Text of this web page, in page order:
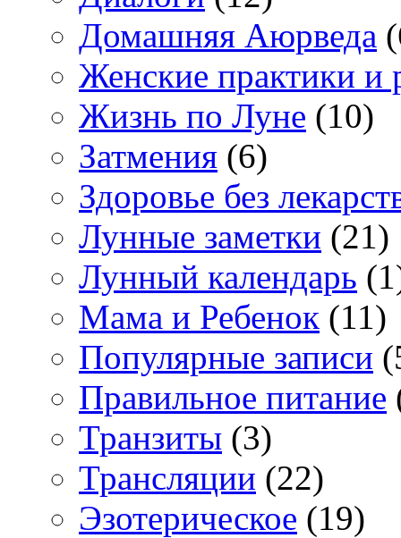
Домашняя Аюрведа
Женские практики и
Жизнь по Луне (10)
Затмения (6)
Здоровье без
Лунные заметки (21)
Лунный календарь
Мама и Ребенок (11)
Популярные записи
Правильное питание
Транзиты (3)
Трансляции (22)
Эзотерическое (19)